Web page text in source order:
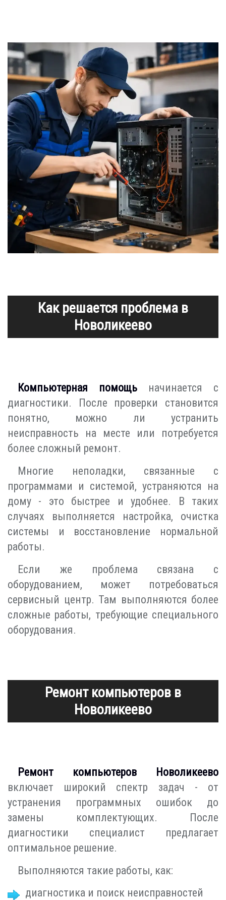
Как решается проблема в
Новоликеево
Компьютерная помощь начинается с
диагностики. После проверки становится
понятно, можно ли устранить
неисправность на месте или потребуется
более сложный ремонт.
Многие неполадки, связанные с
программами и системой, устраняются на
дому - это быстрее и удобнее. В таких
случаях выполняется настройка, очистка
системы и восстановление нормальной
работы.
Если же проблема связана с
оборудованием, может потребоваться
сервисный центр. Там выполняются более
сложные работы, требующие специального
оборудования.
Ремонт компьютеров в
Новоликеево
Ремонт компьютеров Новоликеево
включает широкий спектр задач - от
устранения программных ошибок до
замены комплектующих. После
диагностики специалист предлагает
оптимальное решение.
Выполняются такие работы, как:
диагностика и поиск неисправностей